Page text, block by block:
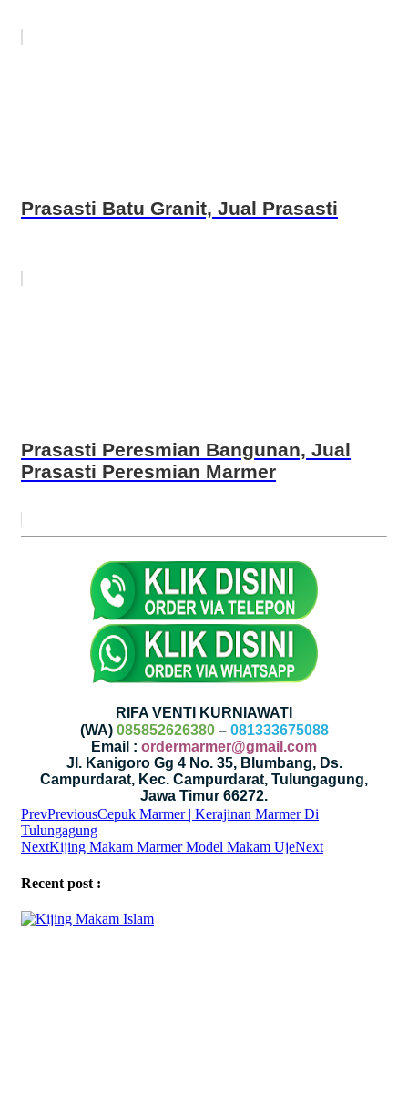
Prasasti Batu Granit, Jual Prasasti
Prasasti Peresmian Bangunan, Jual
Prasasti Peresmian Marmer
RIFA VENTI KURNIAWATI
(WA) 085852626380– 081333675088
Email : ordermarmer@gmail.com
Jl. Kanigoro Gg 4 No. 35, Blumbang, Ds.
Campurdarat, Kec. Campurdarat, Tulungagung,
Jawa Timur 66272.
PrevPreviousCepuk Marmer | Kerajinan Marmer Di
Tulungagung
NextKijing Makam Marmer Model Makam UjeNext
Recent post :